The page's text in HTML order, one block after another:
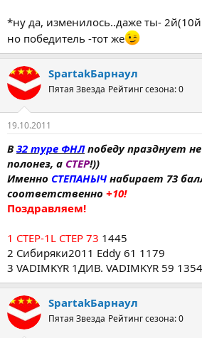
*ну да, изменилось..даже ты-
но победитель -тот же
SpartakБарнаул
Пятая Звезда Рейтинг сезона: 0
19.10.2011
В32 туре ФНЛпобеду празднует
полонез, а СТЕР!))
Именно СТЕПАНЫЧ набирает 73
соответственно +10!
Поздравляем!
1 CTEP-1L CTEP 73 1445
2 Сибиряки2011 Eddy 61 1179
3 VADIMKYR 1ДИВ. VADIMKYR 59 1354
SpartakБарнаул
Пятая Звезда Рейтинг сезона: 0